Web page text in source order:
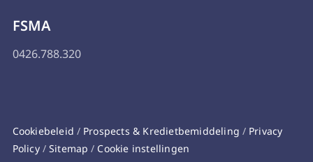
FSMA
0426.788.320
Cookiebeleid / Prospects & Kredietbemiddeling / Privacy
Policy / Sitemap / Cookie instellingen